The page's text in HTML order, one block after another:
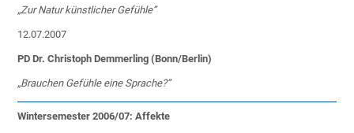
„Zur Natur künstlicher Gefühle”
12.07.2007
PD Dr. Christoph Demmerling (Bonn/Berlin)
„Brauchen Gefühle eine Sprache?”
Wintersemester 2006/07: Affekte